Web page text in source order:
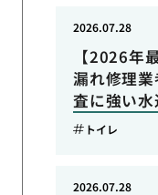
【2026年
漏れ修理
査に強い
2026.07.28
トイレ
2026.07.28